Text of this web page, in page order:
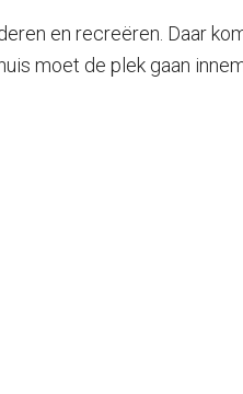
en recreëren. Daar
moet de plek gaan